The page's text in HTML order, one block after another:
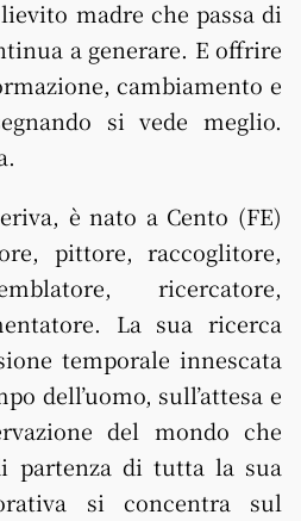
madre che passa di
a generare. E offrire
cambiamento e
si vede meglio.
è nato a Cento (FE)
pittore, raccoglitore,
ricercatore,
La sua ricerca
temporale innescata
dell’uomo, sull’attesa e
del mondo che
partenza di tutta la sua
si concentra sul